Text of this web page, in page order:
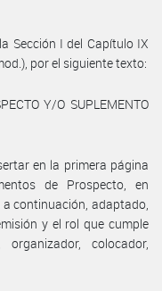
Sección I del Capítulo IX
por el siguiente texto:
Y/O SUPLEMENTO
en la primera página
de Prospecto, en
continuación, adaptado,
y el rol que cumple
colocador,